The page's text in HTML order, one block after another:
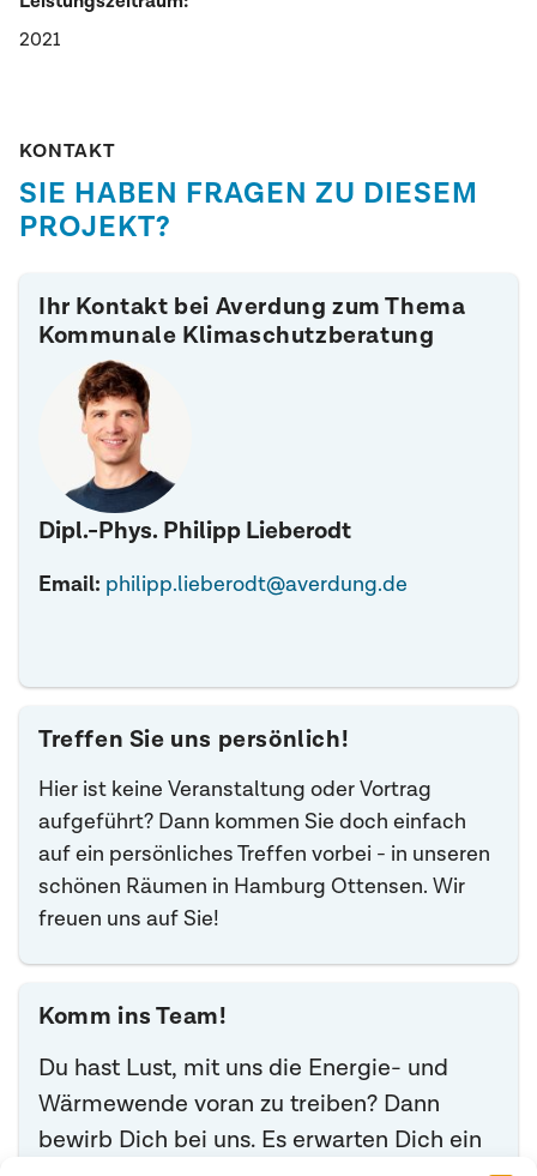
2021
KONTAKT
SIE HABEN FRAGEN ZU DIESEM
PROJEKT?
Ihr Kontakt bei Averdung zum Thema
Kommunale Klimaschutzberatung
Dipl.-Phys. Philipp Lieberodt
Email: philipp.lieberodt@averdung.de
Treffen Sie uns persönlich!
Hier ist keine Veranstaltung oder Vortrag
aufgeführt? Dann kommen Sie doch einfach
auf ein persönliches Treffen vorbei - in unseren
schönen Räumen in Hamburg Ottensen. Wir
freuen uns auf Sie!
Komm ins Team!
Du hast Lust, mit uns die Energie- und
Wärmewende voran zu treiben? Dann
bewirb Dich bei uns. Es erwarten Dich ein